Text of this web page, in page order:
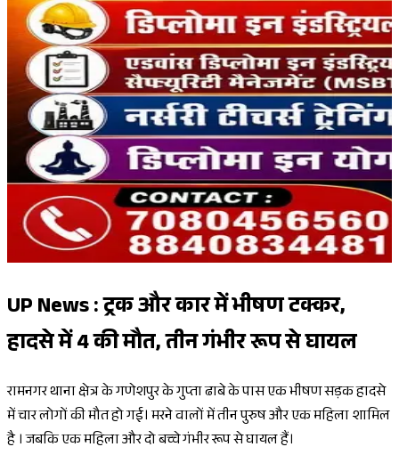
UP News : ट्रक और कार में भीषण टक्कर,
हादसे में 4 की मौत, तीन गंभीर रूप से घायल
रामनगर थाना क्षेत्र के गणेशपुर के गुप्ता ढाबे के पास एक भीषण सड़क हादसे
में चार लोगों की मौत हो गई। मरने वालों में तीन पुरुष और एक महिला शामिल
है । जबकि एक महिला और दो बच्चे गंभीर रूप से घायल हैं।